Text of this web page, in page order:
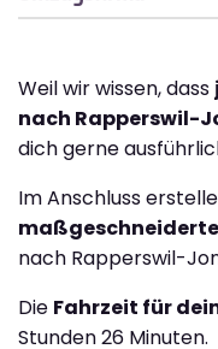
Weil wir wissen, dass
nach Rapperswil-
dich gerne
Im Anschluss
nach Rapperswil-
Die Fahrzeit für
Stunden 26 Minuten.